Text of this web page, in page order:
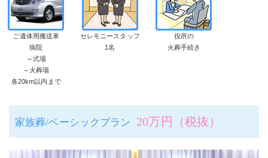
ご遺体用搬送車
病院
～式場
～火葬場
各20km以内まで
セレモニースタッフ
1名
役所の
火葬手続き
家族葬/ベーシックプラン 20万円（税抜）